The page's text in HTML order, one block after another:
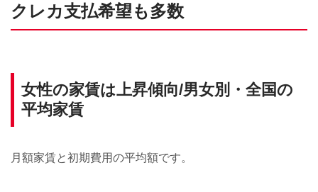
クレカ支払希望も多数
女性の家賃は上昇傾向/男女別・全国の
平均家賃
月額家賃と初期費用の平均額です。